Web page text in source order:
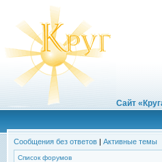
Сайт
Сообщения без ответов | Активные темы
Список форумов